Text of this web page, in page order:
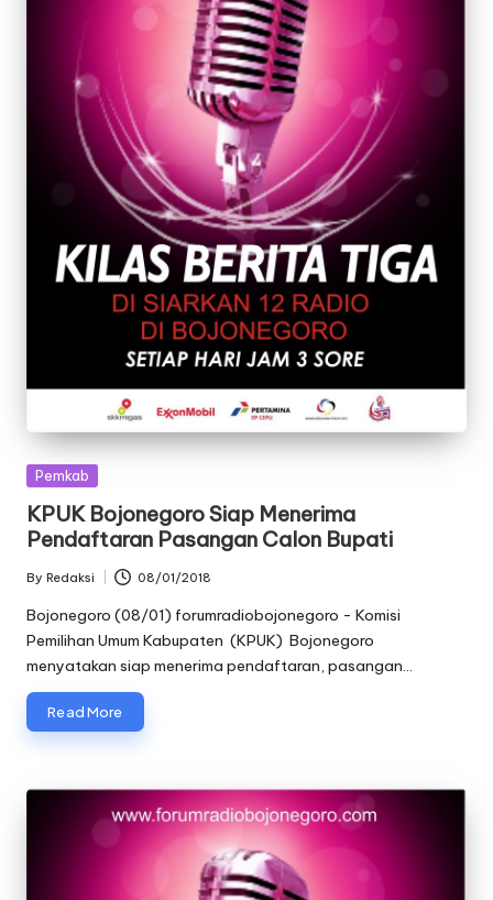
Posted
Pemkab
KPUK Bojonegoro Siap Menerima
Pendaftaran Pasangan Calon Bupati
Posted
by
By Redaksi 08/01/2018
Bojonegoro (08/01) forumradiobojonegoro - Komisi
Pemilihan Umum Kabupaten (KPUK) Bojonegoro
menyatakan siap menerima pendaftaran, pasangan…
Read More